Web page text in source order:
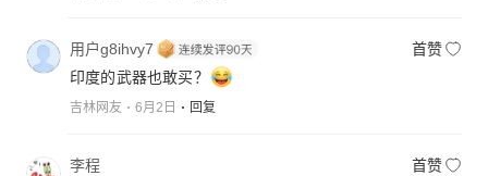
用户g8ihvy7
首赞
印度的武器也敢买？
吉林网友 6月2日 回复
李程
首赞